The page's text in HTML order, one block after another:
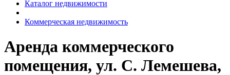
Каталог недвижимости
Коммерческая недвижимость
Аренда коммерческого
помещения, ул. С. Лемешева,